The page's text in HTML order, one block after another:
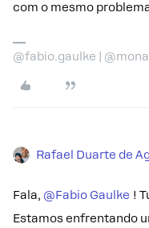
com o mesmo
@fabio.gaulke |
Rafael Duarte de
Fala, ​ @Fabio Gaulke !
Estamos enfrentando